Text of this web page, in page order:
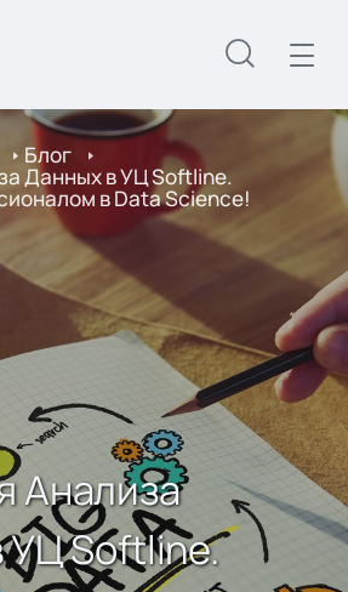
Блог
Данных в УЦ Softline.
в Data Science!
Анализа
УЦ Softline.